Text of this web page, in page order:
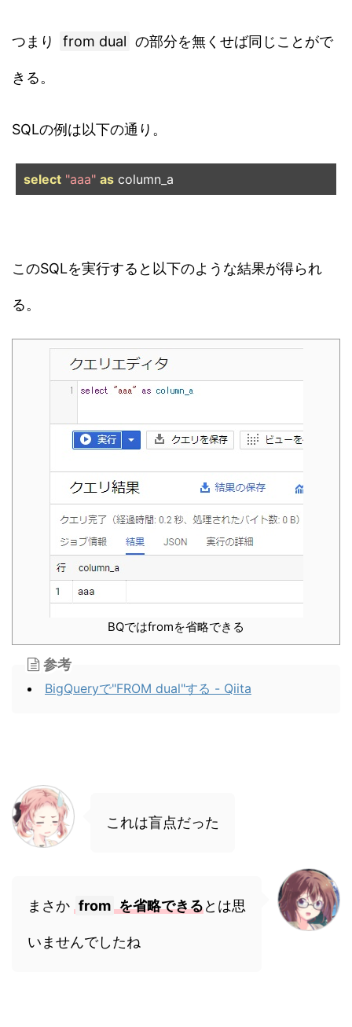
つまり from dual の部分を無くせば同じことがで
きる。
SQLの例は以下の通り。
select "aaa" as column_a
このSQLを実行すると以下のような結果が得られ
る。
BQではfromを省略できる
参考
BigQueryで"FROM dual"する - Qiita
これは盲点だった
まさか from を省略できるとは思
いませんでしたね